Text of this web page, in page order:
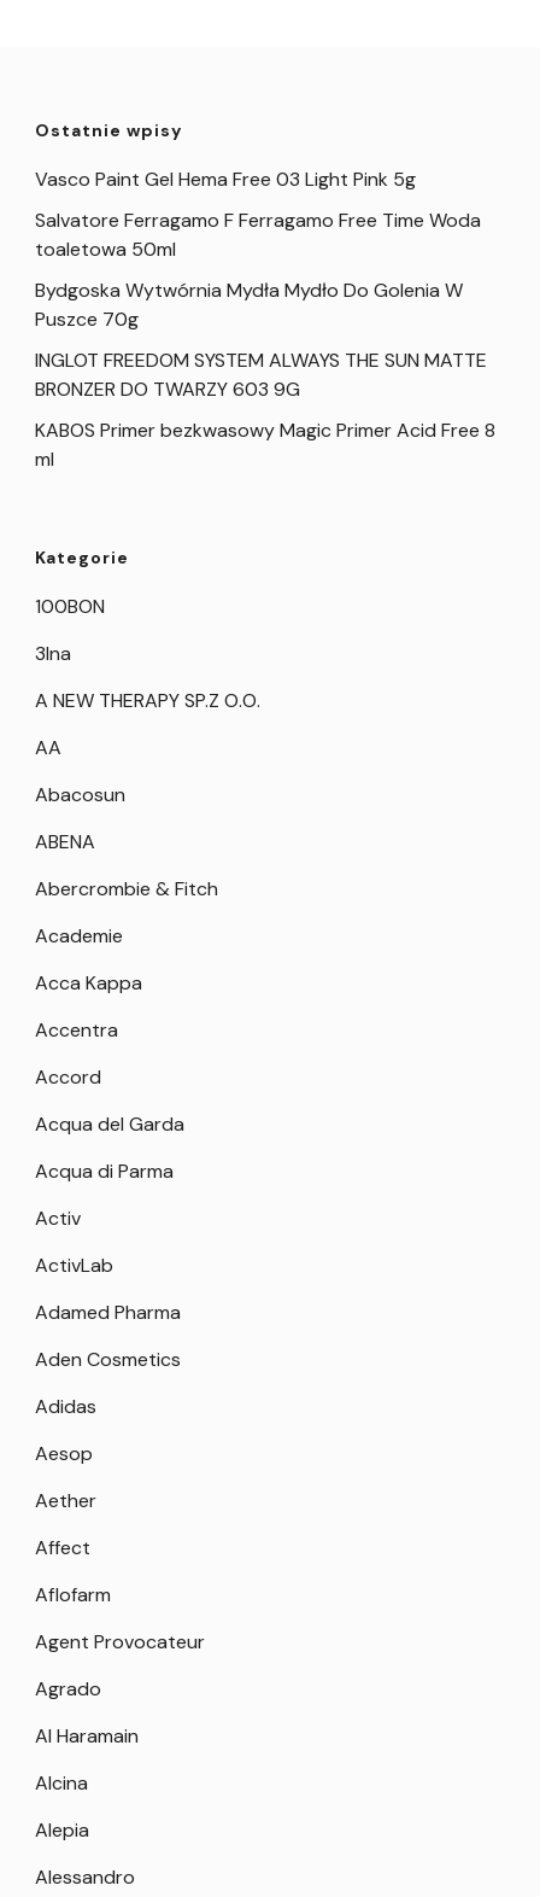
Ostatnie wpisy
Vasco Paint Gel Hema Free 03 Light Pink 5g
Salvatore Ferragamo F Ferragamo Free Time Woda
toaletowa 50ml
Bydgoska Wytwórnia Mydła Mydło Do Golenia W
Puszce 70g
INGLOT FREEDOM SYSTEM ALWAYS THE SUN MATTE
BRONZER DO TWARZY 603 9G
KABOS Primer bezkwasowy Magic Primer Acid Free 8
ml
Kategorie
100BON
3Ina
A NEW THERAPY SP.Z O.O.
AA
Abacosun
ABENA
Abercrombie & Fitch
Academie
Acca Kappa
Accentra
Accord
Acqua del Garda
Acqua di Parma
Activ
ActivLab
Adamed Pharma
Aden Cosmetics
Adidas
Aesop
Aether
Affect
Aflofarm
Agent Provocateur
Agrado
Al Haramain
Alcina
Alepia
Alessandro